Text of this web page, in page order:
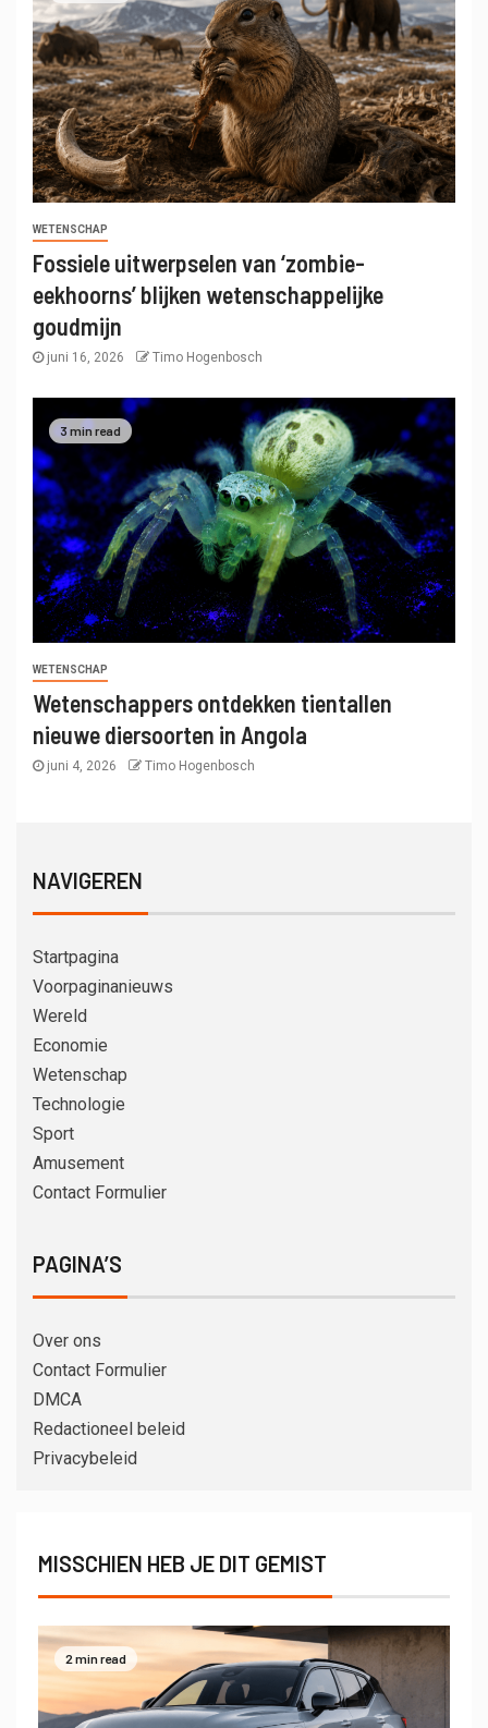
WETENSCHAP
Fossiele uitwerpselen van ‘zombie-
eekhoorns’ blijken wetenschappelijke
goudmijn
juni 16, 2026 Timo Hogenbosch
3 min read
WETENSCHAP
Wetenschappers ontdekken tientallen
nieuwe diersoorten in Angola
juni 4, 2026 Timo Hogenbosch
NAVIGEREN
Startpagina
Voorpaginanieuws
Wereld
Economie
Wetenschap
Technologie
Sport
Amusement
Contact Formulier
PAGINA’S
Over ons
Contact Formulier
DMCA
Redactioneel beleid
Privacybeleid
MISSCHIEN HEB JE DIT GEMIST
2 min read